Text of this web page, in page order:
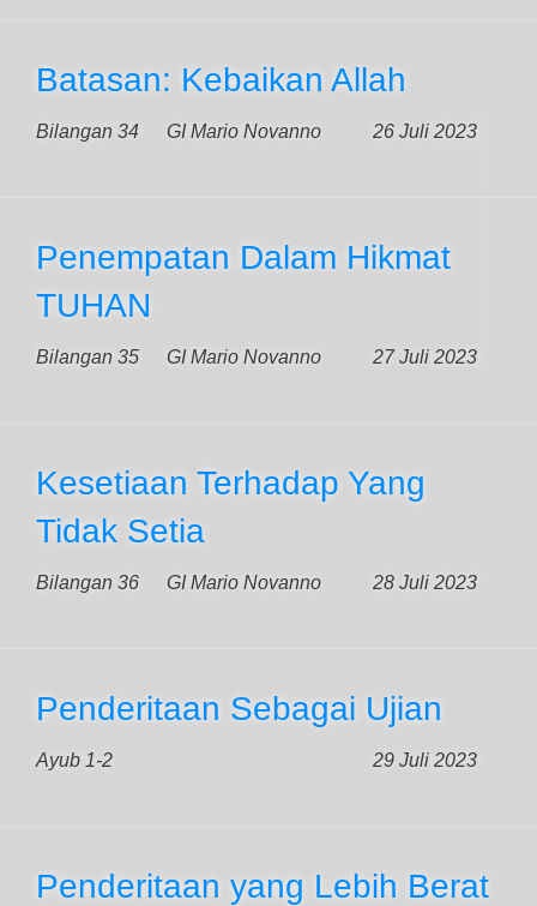
Batasan: Kebaikan Allah
Bilangan 34 26 Juli 2023
GI Mario Novanno
Penempatan Dalam Hikmat
TUHAN
Bilangan 35 27 Juli 2023
GI Mario Novanno
Kesetiaan Terhadap Yang
Tidak Setia
Bilangan 36 28 Juli 2023
GI Mario Novanno
Penderitaan Sebagai Ujian
Ayub 1-2 29 Juli 2023
Penderitaan yang Lebih Berat